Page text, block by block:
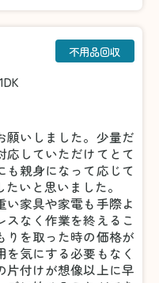
1DK
不用品回収
願いしました。少量だ
応していただけてとて
も親身になって応じて
いと思いました。
家具や家電も手際よ
スなく作業を終えるこ
りを取った時の価格が
気にする必要もなく
片付けが想像以上に早